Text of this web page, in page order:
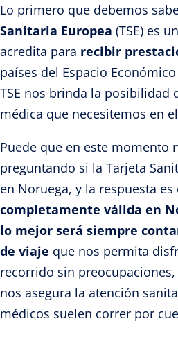
Lo primero que debemos
Sanitaria Europea (TSE) es
acredita para recibir
países del Espacio
TSE nos brinda la posibilidad
médica que necesitemos en
Puede que en este momento
preguntando si la Tarjeta
en Noruega, y la respuesta es
completamente válida en
lo mejor será siempre
de viaje que nos permita
recorrido sin preocupaciones,
nos asegura la atención
médicos suelen correr por